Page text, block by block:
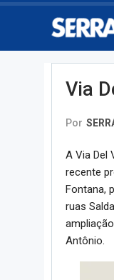
Via
Por
A Via Del
recente
Fontana,
ruas
Antônio.